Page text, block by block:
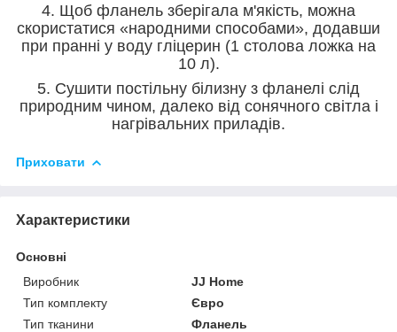
4. Щоб фланель зберігала м'якість, можна
скористатися «народними способами», додавши
при пранні у воду гліцерин (1 столова ложка на
10 л).
5. Сушити постільну білизну з фланелі слід
природним чином, далеко від сонячного світла і
нагрівальних приладів.
Приховати
Характеристики
Основні
Виробник
JJ Home
Тип комплекту
Євро
Тип тканини
Фланель